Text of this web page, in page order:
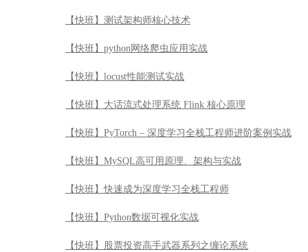
【快班】测试架构师核心技术
【快班】python网络爬虫应用实战
【快班】locust性能测试实战
【快班】大话流式处理系统 Flink 核心原理
【快班】PyTorch – 深度学习全栈工程师进阶案例实战
【快班】MySQL高可用原理、架构与实战
【快班】快速成为深度学习全栈工程师
【快班】Python数据可视化实战
【快班】股票投资高手武器系列之缠论系统